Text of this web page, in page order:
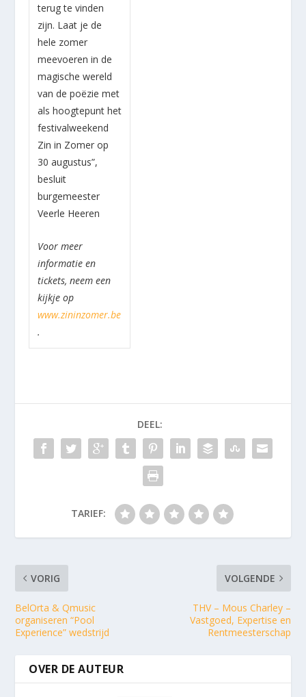
terug te vinden
zijn. Laat je de
hele zomer
meevoeren in de
magische wereld
van de poëzie met
als hoogtepunt het
festivalweekend
Zin in Zomer op
30 augustus”,
besluit
burgemeester
Veerle Heeren
Voor meer
informatie en
tickets, neem een
kijkje op
www.zininzomer.be
.
DEEL:
TARIEF:
VORIG
BelOrta & Qmusic
organiseren “Pool
Experience” wedstrijd
VOLGENDE
THV – Mous Charley –
Vastgoed, Expertise en
Rentmeesterschap
OVER DE AUTEUR